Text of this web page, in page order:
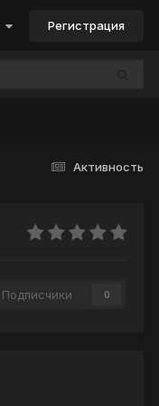
Регистрация
Активность
Подписчики 0